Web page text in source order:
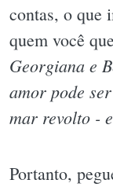
contas, o que
quem você
Georgiana e
amor pode
mar revolto -
Portanto,